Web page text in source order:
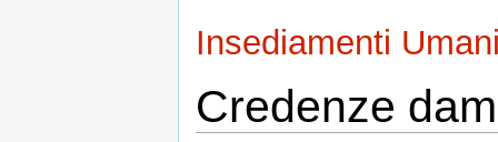
Insediamenti
Credenze